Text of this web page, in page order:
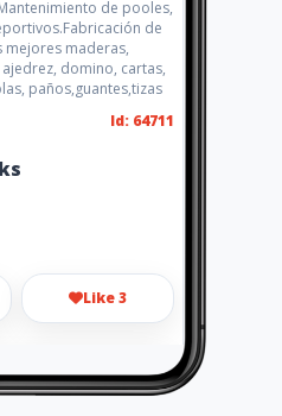
de pooles,
de
mejores maderas,
domino, cartas,
paños,guantes,tizas
Id: 64711
Like 3